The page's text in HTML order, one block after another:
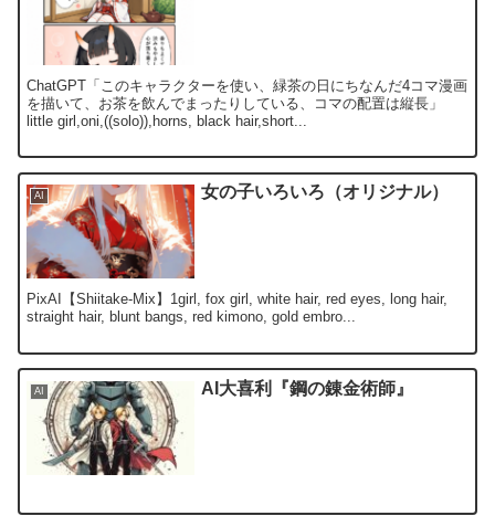
ChatGPT「このキャラクターを使い、緑茶の日にちなんだ4コマ漫画
を描いて、お茶を飲んでまったりしている、コマの配置は縦長」
little girl,oni,((solo)),horns, black hair,short...
AI 女の子いろいろ（オリジナル）
PixAI【Shiitake-Mix】1girl, fox girl, white hair, red eyes, long hair,
straight hair, blunt bangs, red kimono, gold embro...
AI AI大喜利『鋼の錬金術師』